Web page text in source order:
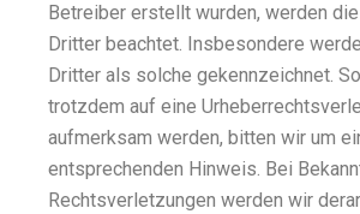
Betreiber erstellt wurden, werden
Dritter beachtet. Insbesondere
Dritter als solche gekennzeichnet.
trotzdem auf eine
aufmerksam werden, bitten wir um
entsprechenden Hinweis. Bei
Rechtsverletzungen werden wir